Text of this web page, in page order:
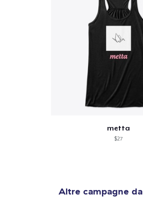
metta
$27
Altre campagne da